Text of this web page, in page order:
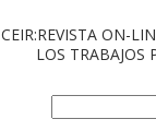
CEIR:REVISTA ON-
LOS TRABAJOS